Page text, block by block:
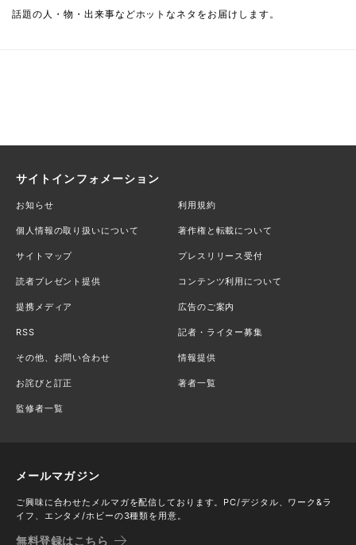
話題の人・物・出来事などホットなネタをお届けします。
サイトインフォメーション
お知らせ 利用規約
個人情報の取り扱いについて 著作権と転載について
サイトマップ プレスリリース受付
読者プレゼント提供 コンテンツ利用について
提携メディア 広告のご案内
RSS 記者・ライター募集
その他、お問い合わせ 情報提供
お詫びと訂正 著者一覧
監修者一覧
メールマガジン
ご興味に合わせたメルマガを配信しております。PC/デジタル、ワーク&ラ
イフ、エンタメ/ホビーの3種類を用意。
無料登録はこちら